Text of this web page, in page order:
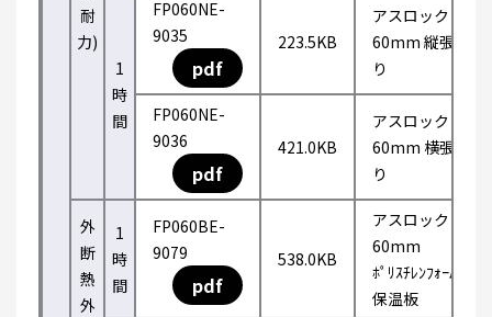
耐
力)
1
時
間
FP060NE-
9035
pdf
223.5KB
アスロック
60mm 縦張
り
FP060NE-
9036
pdf
421.0KB
アスロック
60mm 横張
り
外
断
熱
外
1
時
間
FP060BE-
9079
pdf
538.0KB
アスロック
60mm
ﾎﾟﾘｽﾁﾚﾝﾌｫｰﾑ
保温板